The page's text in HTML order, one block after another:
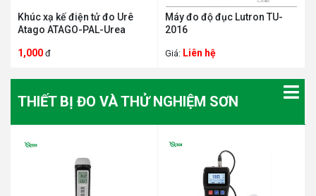
Khúc xạ kế điện tử đo Urê
Atago ATAGO-PAL-Urea
1,000 đ
Máy đo độ đục Lutron TU-
2016
Giá: Liên hệ
THIẾT BỊ ĐO VÀ THỬ NGHIỆM SƠN